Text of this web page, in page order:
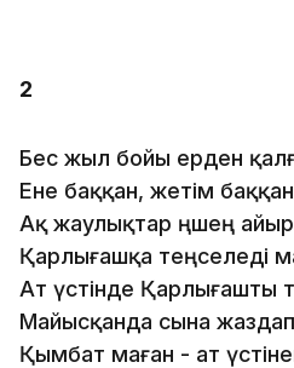
2
Бес жыл бойы ерден
Ене баққан, жетім
Ақ жаулықтар өңшең
Қарлығашқа теңселеді
Ат үстінде Қарлығашты
Майысқанда сына
Қымбат маған - ат